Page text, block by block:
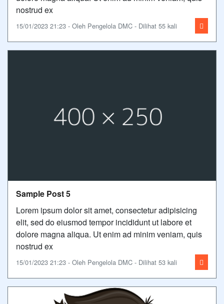
nostrud ex
15/01/2023 21:23 - Oleh Pengelola DMC - Dilihat 55 kali
Sample Post 5
Lorem ipsum dolor sit amet, consectetur adipisicing
elit, sed do eiusmod tempor incididunt ut labore et
dolore magna aliqua. Ut enim ad minim veniam, quis
nostrud ex
15/01/2023 21:23 - Oleh Pengelola DMC - Dilihat 53 kali